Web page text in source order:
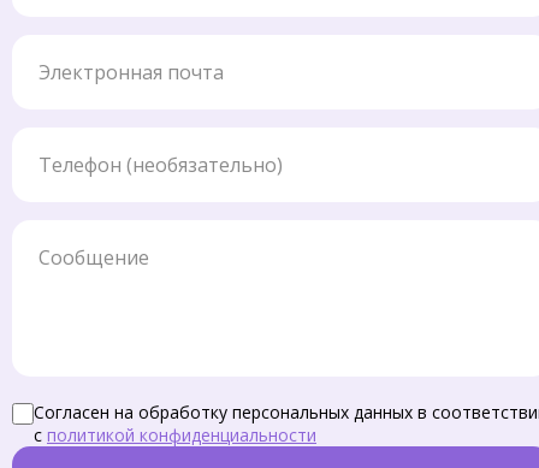
Согласен на обработку персональных данных в
с политикой конфиденциальности